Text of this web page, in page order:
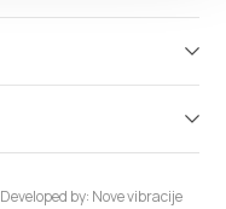
Developed by: Nove vibracije